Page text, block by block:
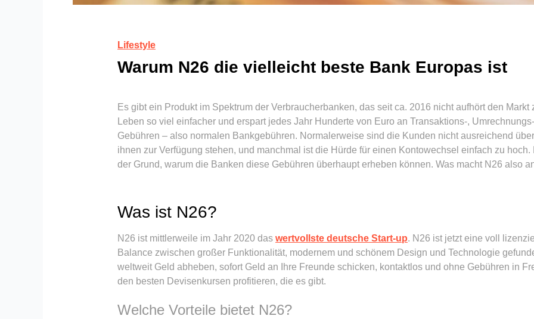
Lifestyle
Warum N26 die vielleicht beste Bank Europas ist
Es gibt ein Produkt im Spektrum der Verbraucherbanken, das seit ca. 2016 nicht aufhört den
Leben so viel einfacher und erspart jedes Jahr Hunderte von Euro an Transaktions-,
Gebühren – also normalen Bankgebühren. Normalerweise sind die Kunden nicht ausreichend
ihnen zur Verfügung stehen, und manchmal ist die Hürde für einen Kontowechsel einfach zu
der Grund, warum die Banken diese Gebühren überhaupt erheben können. Was macht N26 also
Was ist N26?
N26 ist mittlerweile im Jahr 2020 das wertvollste deutsche Start-up. N26 ist jetzt eine voll
Balance zwischen großer Funktionalität, modernem und schönem Design und Technologie
weltweit Geld abheben, sofort Geld an Ihre Freunde schicken, kontaktlos und ohne Gebühren in
den besten Devisenkursen profitieren, die es gibt.
Welche Vorteile bietet N26?